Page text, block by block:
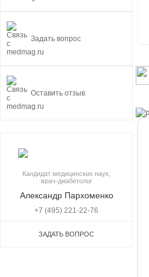
Задать вопрос
Оставить отзыв
Кандидат медицинских наук,
врач-диабетолог
Александр Пархоменко
+7 (495) 221-22-76
ЗАДАТЬ ВОПРОС